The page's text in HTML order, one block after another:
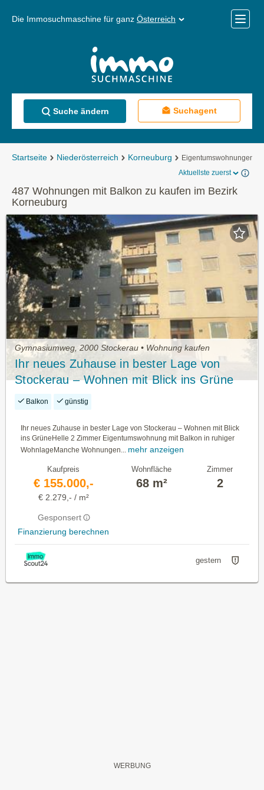
Die Immosuchmaschine für ganz Österreich
Menü
Suche ändern Suchagent
Startseite Niederösterreich Korneuburg
Eigentumswohnungen
Aktuellste zuerst
487 Wohnungen mit Balkon zu kaufen im Bezirk
Korneuburg
Gymnasiumweg, 2000 Stockerau • Wohnung kaufen
Ihr neues Zuhause in bester Lage von
Stockerau – Wohnen mit Blick ins Grüne
Balkon günstig
Ihr neues Zuhause in bester Lage von Stockerau – Wohnen mit Blick
ins GrüneHelle 2 Zimmer Eigentumswohnung mit Balkon in ruhiger
WohnlageManche Wohnungen...
mehr anzeigen
Kaufpreis
€ 155.000,-
€ 2.279,- / m²
Gesponsert
Finanzierung berechnen
Wohnfläche
68 m²
Zimmer
2
gestern